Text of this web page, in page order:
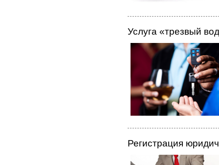
Услуга «трезвый
Регистрация